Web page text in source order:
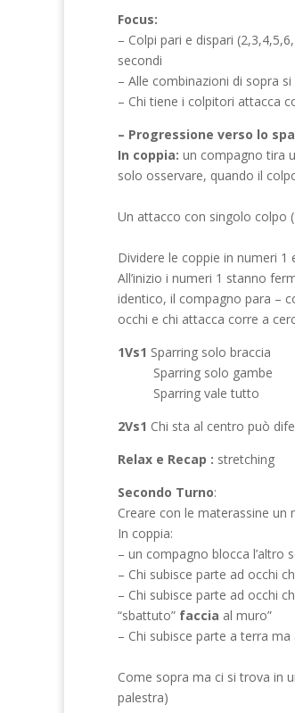
Focus:
– Colpi pari e dispari
secondi
– Alle combinazioni di sopra
– Chi tiene i colpitori attacca
– Progressione verso lo
In coppia: un compagno tira
solo osservare, quando il
Un attacco con singolo colpo
Dividere le coppie in numeri 1
All’inizio i numeri 1 stanno
identico, il compagno para –
occhi e chi attacca corre a
1Vs1 Sparring solo braccia
Sparring solo gambe
Sparring vale tutto
2Vs1 Chi sta al centro può
Relax e Recap : stretching
Secondo Turno:
Creare con le materassine un
In coppia:
– un compagno blocca l’altro
– Chi subisce parte ad occhi
– Chi subisce parte ad occhi
“sbattuto” faccia al muro”
– Chi subisce parte a terra
Come sopra ma ci si trova in
palestra)